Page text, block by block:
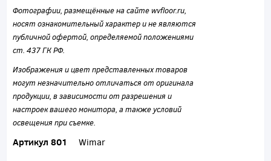
Фотографии, размещённые на сайте wvfloor.ru,
носят ознакомительный характер и не являются
публичной офертой, определяемой положениями
ст. 437 ГК РФ.
Изображения и цвет представленных товаров
могут незначительно отличаться от оригинала
продукции, в зависимости от разрешения и
настроек вашего монитора, а также условий
освещения при съемке.
Артикул 801 Wimar